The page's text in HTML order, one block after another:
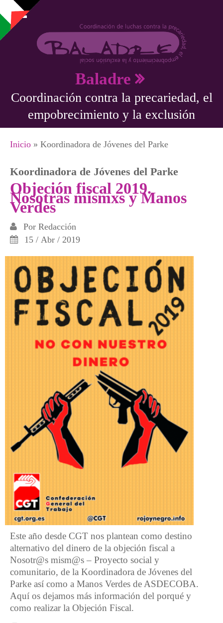
Pasar al contenido principal
Baladre
Coordinación contra la precariedad, el
empobrecimiento y la exclusión
Se encuentra usted aquí
Inicio » Koordinadora de Jóvenes del Parke
Koordinadora de Jóvenes del Parke
Objeción fiscal 2019.
Nosotras mismxs y Manos
Verdes
Por Redacción
15 / Abr / 2019
Este año desde CGT nos plantean como destino
alternativo del dinero de la objeción fiscal a
Nosotr@s mism@s – Proyecto social y
comunitario, de la Koordinadora de Jóvenes del
Parke así como a Manos Verdes de ASDECOBA.
Aquí os dejamos más información del porqué y
como realizar la Objeción Fiscal.